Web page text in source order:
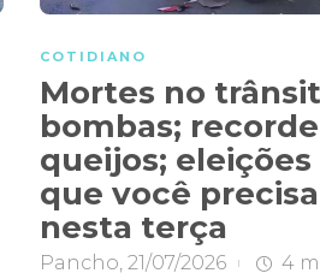
COTIDIANO
Mortes no
bombas;
queijos; eleições
que você
nesta terça
Pancho 21/07/2026 4